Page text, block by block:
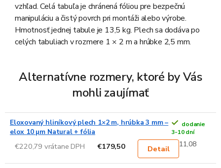
vzhľad. Celá tabuľa je chránená fóliou pre bezpečnú
manipuláciu a čistý povrch pri montáži alebo výrobe.
Hmotnosť jednej tabule je 13,5 kg. Plech sa dodáva po
celých tabuliach v rozmere 1 × 2 m a hrúbke 2,5 mm.
Alternatívne rozmery, ktoré by Vás
mohli zaujímať
Eloxovaný hliníkový plech 1×2 m, hrúbka 3 mm –
elox 10 µm Natural + fólia
dodanie
3-10 dní
€220,79 vrátane DPH €179,50 Detail 11,08